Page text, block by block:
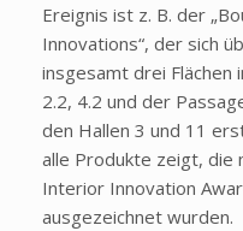
Ereignis ist z. B. der
Innovations“, der sich
insgesamt drei Flächen
2.2, 4.2 und der
den Hallen 3 und 11
alle Produkte zeigt, die
Interior Innovation
ausgezeichnet wurden.